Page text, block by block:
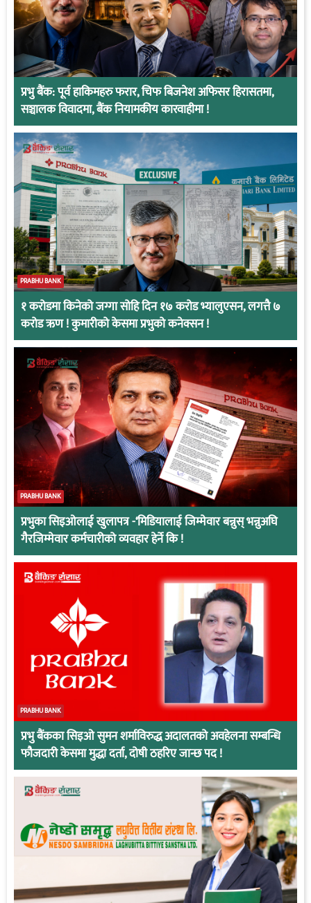
प्रभु बैंक: पूर्व हाकिमहरु फरार, चिफ बिजनेश अफिसर हिरासतमा,
सञ्चालक विवादमा, बैंक नियामकीय कारवाहीमा !
PRABHU BANK
१ करोडमा किनेको जग्गा सोहि दिन १७ करोड भ्यालुएसन, लगत्तै ७
करोड ऋण ! कुमारीको केसमा प्रभुको कनेक्सन !
PRABHU BANK
प्रभुका सिइओलाई खुलापत्र -‘मिडियालाई जिम्मेवार बन्नुस् भन्नुअघि
गैरजिम्मेवार कर्मचारीको व्यवहार हेर्ने कि !
PRABHU BANK
प्रभु बैंकका सिइओ सुमन शर्माविरुद्ध अदालतको अवहेलना सम्बन्धि
फौजदारी केसमा मुद्धा दर्ता, दोषी ठहरिए जान्छ पद !